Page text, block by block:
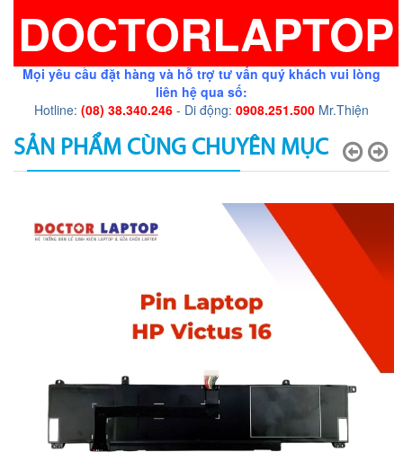
DOCTORLAPTOP
Mọi yêu cầu đặt hàng và hỗ trợ tư vấn quý khách vui lòng
liên hệ qua số:
Hotline: (08) 38.340.246 - Di động: 0908.251.500 Mr.Thiện
SẢN PHẨM CÙNG CHUYÊN MỤC